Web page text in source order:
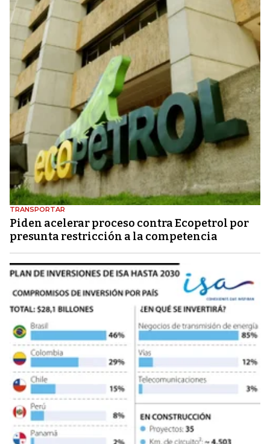
TRANSPORTAR
Piden acelerar proceso contra Ecopetrol por
presunta restricción a la competencia